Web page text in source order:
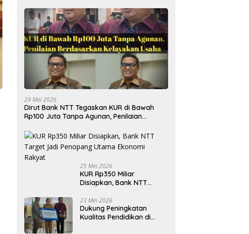
29 Mei 2026
Dirut Bank NTT Tegaskan KUR di Bawah
Rp100 Juta Tanpa Agunan, Penilaian
25 Mei 2026
KUR Rp350 Miliar
Disiapkan, Bank NTT
Utama Ekonomi Rakyat
23 Mei 2026
Dukung Peningkatan
Kualitas Pendidikan di